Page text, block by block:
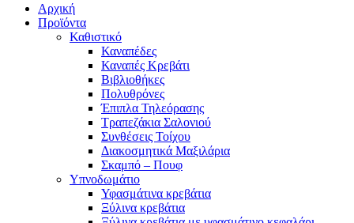
Αρχική
Προϊόντα
Καθιστικό
Καναπέδες
Καναπές Κρεβάτι
Βιβλιοθήκες
Πολυθρόνες
Έπιπλα Τηλεόρασης
Τραπεζάκια Σαλονιού
Συνθέσεις Τοίχου
Διακοσμητικά Μαξιλάρια
Σκαμπό – Πουφ
Υπνοδωμάτιο
Υφασμάτινα κρεβάτια
Ξύλινα κρεβάτια